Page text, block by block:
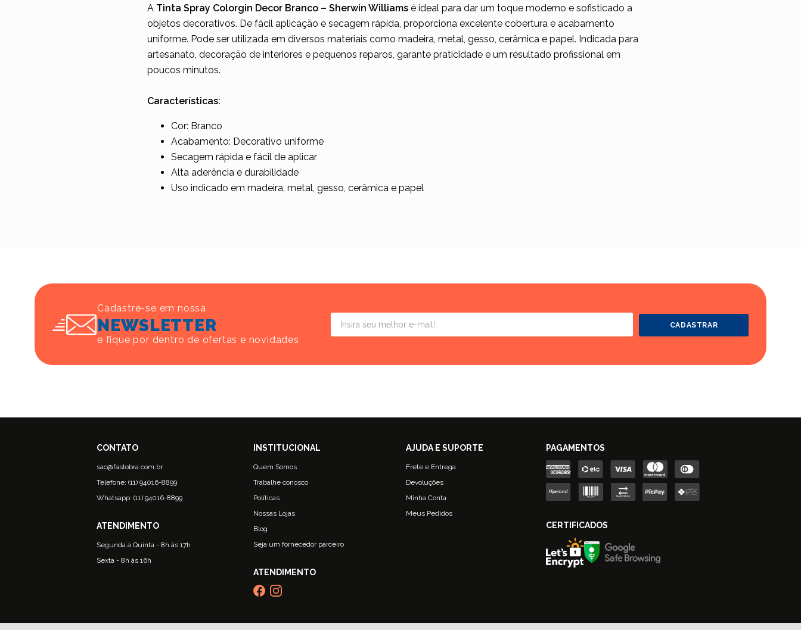
A Tinta Spray Colorgin Decor Branco – Sherwin Williams é ideal para dar um toque moderno e sofisticado a
objetos decorativos. De fácil aplicação e secagem rápida, proporciona excelente cobertura e acabamento
uniforme. Pode ser utilizada em diversos materiais como madeira, metal, gesso, cerâmica e papel. Indicada para
artesanato, decoração de interiores e pequenos reparos, garante praticidade e um resultado profissional em
poucos minutos.
Características:
Cor: Branco
Acabamento: Decorativo uniforme
Secagem rápida e fácil de aplicar
Alta aderência e durabilidade
Uso indicado em madeira, metal, gesso, cerâmica e papel
Cadastre-se em nossa
NEWSLETTER
e fique por dentro de ofertas e novidades
CADASTRAR
sac@fastobra.com.br
Telefone: (11) 94016-8899
Whatsapp: (11) 94016-8899
Segunda à Quinta - 8h às 17h
Sexta - 8h às 16h
Quem Somos
Trabalhe conosco
Políticas
Nossas Lojas
Blog
Seja um fornecedor parceiro
Frete e Entrega
Devoluções
Minha Conta
Meus Pedidos